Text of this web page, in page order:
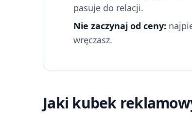
pasuje do relacji.
Nie zaczynaj od ceny:
wręczasz.
Jaki kubek